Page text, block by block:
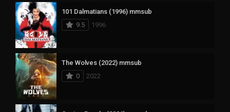
101 Dalmatians (1996) mmsub
9.5
1996
The Wolves (2022) mmsub
0
2022